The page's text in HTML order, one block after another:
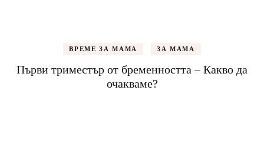
ВРЕМЕ ЗА МАМА ЗА МАМА
Първи триместър от бременността – Какво да
очакваме?